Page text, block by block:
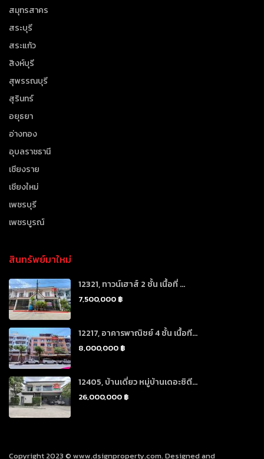
สมุทรสาคร
สระบุรี
สระแก้ว
สิงห์บุรี
สุพรรณบุรี
สุรินทร์
อยุธยา
อ่างทอง
อุบลราชธานี
เชียงราย
เชียงใหม่
เพชรบุรี
เพชรบูรณ์
สินทรัพย์มาใหม่
12321, ทาวน์เฮาส์ 2 ชั้น เนื้อที่ ...
7,500,000 ฿
12217, อาคารพาณิชย์ 4 ชั้น เนื้อที...
8,000,000 ฿
12405, บ้านเดี่ยว หมู่บ้านเดอะซิตี...
26,000,000 ฿
Copyright 2023 © www.dsignproperty.com. Designed and